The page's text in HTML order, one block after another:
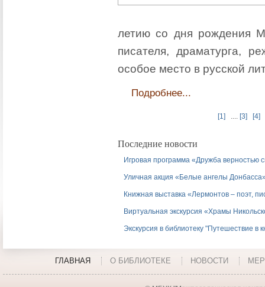
летию со дня рождения
писателя, драматурга,
особое место в русской
Подробнее...
[1] .... [3] [4]
Последние новости
Игровая программа «Дружба верностью
Уличная акция «Белые ангелы
Книжная выставка «Лермонтов – поэт,
Виртуальная экскурсия «Храмы
Экскурсия в библиотеку "Путешествие в
ГЛАВНАЯ О БИБЛИОТЕКЕ НОВОСТИ